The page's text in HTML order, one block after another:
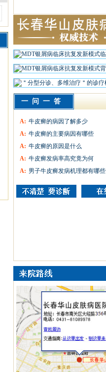
一问一答
A: 牛皮癣的病因了解多少
A: 牛皮癣的主要病因有哪些
A: 牛皮癣的原因是什么
A: 牛皮癣发病率高究竟为何
A: 男子牛皮癣发病机理都有哪些